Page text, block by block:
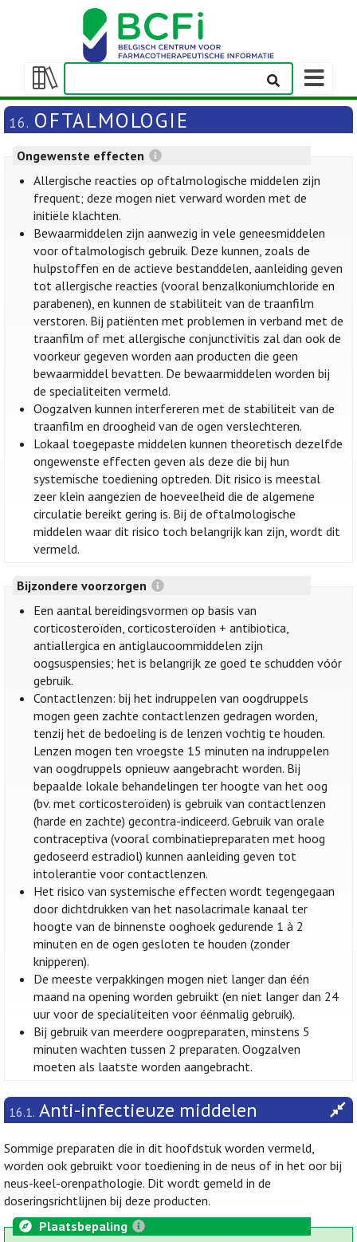
Weergeven/verbergen
inhoudstafel
16. OFTALMOLOGIE
Ongewenste effecten
Allergische reacties op oftalmologische middelen zijn
frequent; deze mogen niet verward worden met de
initiële klachten.
Bewaarmiddelen zijn aanwezig in vele geneesmiddelen
voor oftalmologisch gebruik. Deze kunnen, zoals de
hulpstoffen en de actieve bestanddelen, aanleiding geven
tot allergische reacties (vooral benzalkoniumchloride en
parabenen), en kunnen de stabiliteit van de traanfilm
verstoren. Bij patiënten met problemen in verband met de
traanfilm of met allergische conjunctivitis zal dan ook de
voorkeur gegeven worden aan producten die geen
bewaarmiddel bevatten. De bewaarmiddelen worden bij
de specialiteiten vermeld.
Oogzalven kunnen interfereren met de stabiliteit van de
traanfilm en droogheid van de ogen verslechteren.
Lokaal toegepaste middelen kunnen theoretisch dezelfde
ongewenste effecten geven als deze die bij hun
systemische toediening optreden. Dit risico is meestal
zeer klein aangezien de hoeveelheid die de algemene
circulatie bereikt gering is. Bij de oftalmologische
middelen waar dit risico toch belangrijk kan zijn, wordt dit
vermeld.
Bijzondere voorzorgen
Een aantal bereidingsvormen op basis van
corticosteroïden, corticosteroïden + antibiotica,
antiallergica en antiglaucoommiddelen zijn
oogsuspensies; het is belangrijk ze goed te schudden vóór
gebruik.
Contactlenzen: bij het indruppelen van oogdruppels
mogen geen zachte contactlenzen gedragen worden,
tenzij het de bedoeling is de lenzen vochtig te houden.
Lenzen mogen ten vroegste 15 minuten na indruppelen
van oogdruppels opnieuw aangebracht worden. Bij
bepaalde lokale behandelingen ter hoogte van het oog
(bv. met corticosteroïden) is gebruik van contactlenzen
(harde en zachte) gecontra-indiceerd. Gebruik van orale
contraceptiva (vooral combinatiepreparaten met hoog
gedoseerd estradiol) kunnen aanleiding geven tot
intolerantie voor contactlenzen.
Het risico van systemische effecten wordt tegengegaan
door dichtdrukken van het nasolacrimale kanaal ter
hoogte van de binnenste ooghoek gedurende 1 à 2
minuten en de ogen gesloten te houden (zonder
knipperen).
De meeste verpakkingen mogen niet langer dan één
maand na opening worden gebruikt (en niet langer dan 24
uur voor de specialiteiten voor éénmalig gebruik).
Bij gebruik van meerdere oogpreparaten, minstens 5
minuten wachten tussen 2 preparaten. Oogzalven
moeten als laatste worden aangebracht.
16.1. Anti-infectieuze middelen
Sommige preparaten die in dit hoofdstuk worden vermeld,
worden ook gebruikt voor toediening in de neus of in het oor bij
neus-keel-orenpathologie. Dit wordt gemeld in de
doseringsrichtlijnen bij deze producten.
Plaatsbepaling